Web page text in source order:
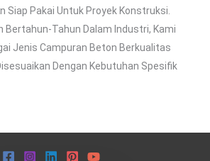
Siap Pakai Untuk Proyek Konstruksi.
Bertahun-Tahun Dalam Industri, Kami
Jenis Campuran Beton Berkualitas
Dengan Kebutuhan Spesifik